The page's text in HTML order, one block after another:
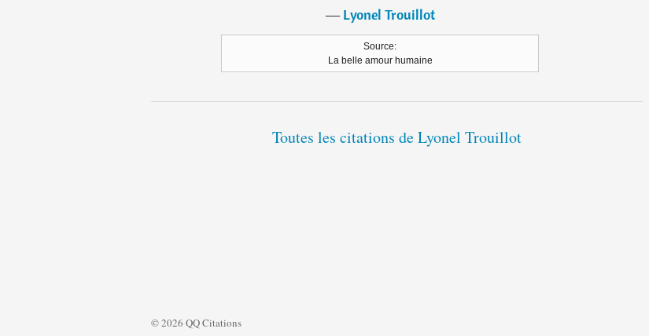
―Lyonel Trouillot
Source:
La belle amour humaine
Toutes les citations de Lyonel Trouillot
© 2026 QQ Citations